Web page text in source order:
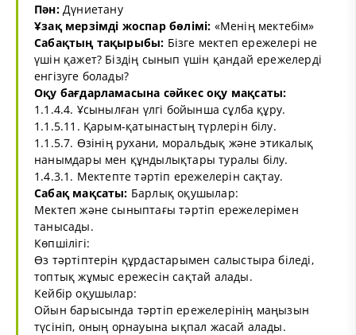
Пән:Дүниетану
Ұзақ мерзімді жоспар бөлімі: «Менің мектебім»
Сабақтың тақырыбы: Бізге мектеп ережелері не
үшін қажет? Біздің сынып үшін қандай ережелерді
енгізуге болады?
Оқу бағдарламасына сәйкес оқу мақсаты:
1.1.4.4. Ұсынылған үлгі бойынша сұлба құру.
1.1.5.11. Қарым-қатынастың түрлерін білу.
1.1.5.7. Өзінің рухани, моральдық және этикалық
нанымдары мен құндылықтары туралы білу.
1.4.3.1. Мектепте тәртіп ережелерін сақтау.
Сабақ мақсаты: Барлық оқушылар:
Мектеп және сыныптағы тәртіп ережелерімен
танысады.
Көпшілігі:
Өз тәртіптерін құрдастарымен салыстыра біледі,
топтық жұмыс ережесін сақтай алады.
Кейбір оқушылар:
Ойын барысында тәртіп ережелерінің маңызын
түсініп, оның орнауына ықпал жасай алады.